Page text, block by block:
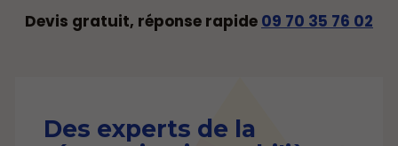
Devis gratuit, réponse rapide 09 70 35 76 02
Des experts de la